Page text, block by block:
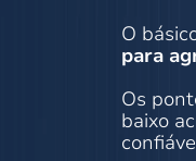
O
para
Os
baixo